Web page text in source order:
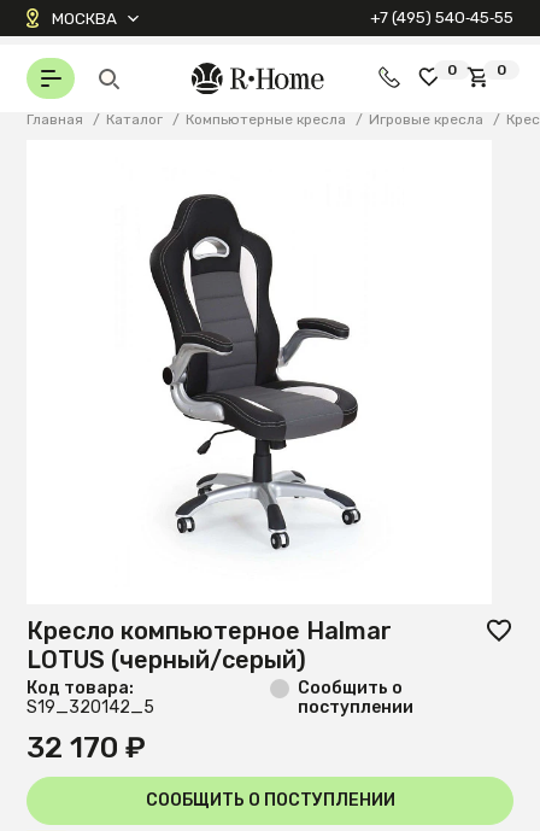
МОСКВА +7 (495) 540‑45‑55
0 0
Главная / Каталог / Компьютерные кресла / Игровые кресла /
Кресло компьютерное Halmar
LOTUS (черный/серый)
Код товара:
S19_320142_5
Сообщить о
поступлении
32 170 ₽
СООБЩИТЬ О ПОСТУПЛЕНИИ